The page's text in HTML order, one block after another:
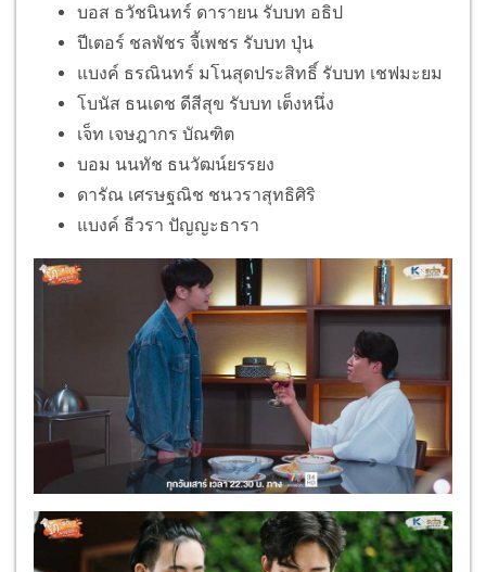
บอส ธวัชนินทร์ ดารายน รับบท อธิป
ปีเตอร์ ชลพัชร จี้เพชร รับบท ปุ่น
แบงค์ ธรณินทร์ มโนสุดประสิทธิ์ รับบท เชฟมะยม
โบนัส ธนเดช ดีสีสุข รับบท เต็งหนึ่ง
เจ็ท เจษฎากร บัณฑิต
บอม นนทัช ธนวัฒน์ยรรยง
ดารัณ เศรษฐณิช ชนวราสุทธิศิริ
แบงค์ ธีวรา ปัญญะธารา